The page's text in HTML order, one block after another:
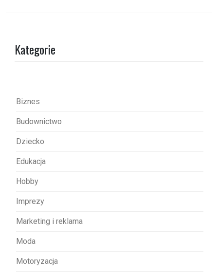
Kategorie
Biznes
Budownictwo
Dziecko
Edukacja
Hobby
Imprezy
Marketing i reklama
Moda
Motoryzacja